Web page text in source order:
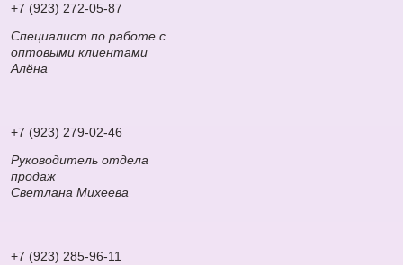
+7 (923) 272-05-87
Специалист по работе с
оптовыми клиентами
Алёна
+7 (923) 279-02-46
Руководитель отдела
продаж
Светлана Михеева
+7 (923) 285-96-11